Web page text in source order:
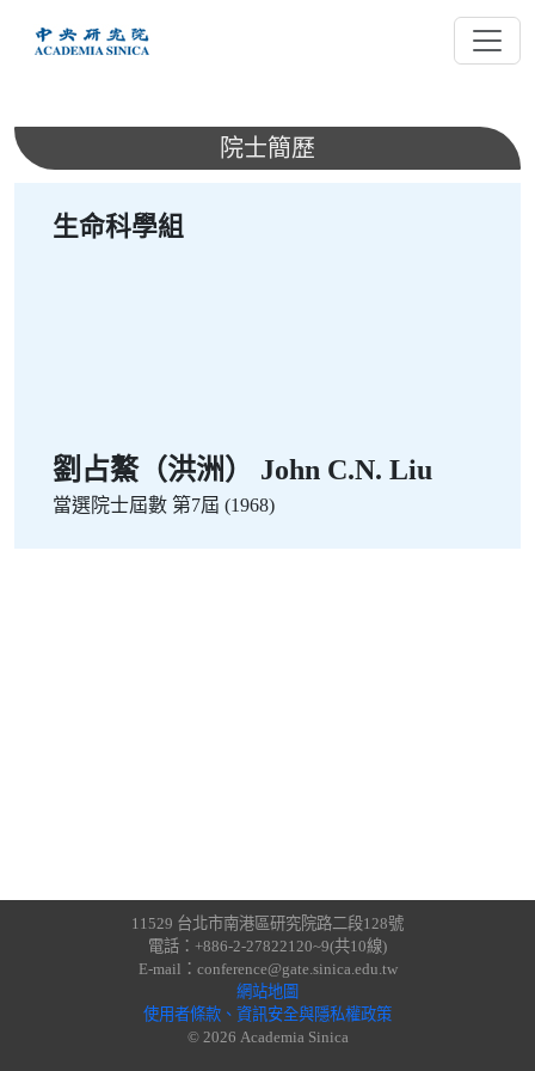
內
院士簡歷
生命科學組
劉占鰲（洪洲） John C.N. Liu
當選院士屆數 第7屆 (1968)
11529 台北市南港區研究院路二段128號
電話：+886-2-27822120~9(共10線)
E-mail：conference@gate.sinica.edu.tw
網站地圖
使用者條款、資訊安全與隱私權政策
© 2026 Academia Sinica